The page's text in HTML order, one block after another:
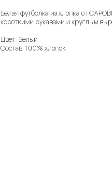
Белая футболка из хлопка от
короткими рукавами и круглым
Цвет: Белый
Состав: 100% хлопок